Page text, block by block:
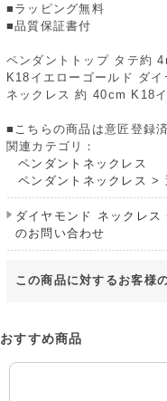
■ラッピング無料
■品質保証書付
ペンダントトップ タテ約
K18イエローゴールド ダ
ネックレス 約 40cm K18
■こちらの商品は意匠登録済
関連カテゴリ：
ペンダントネックレス
ペンダントネックレス >
ダイヤモンド ネックレ
のお問い合わせ
この商品に対するお客様
おすすめ商品